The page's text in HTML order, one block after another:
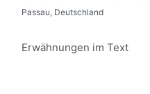
Passau, Deutschland
Erwähnungen im Text